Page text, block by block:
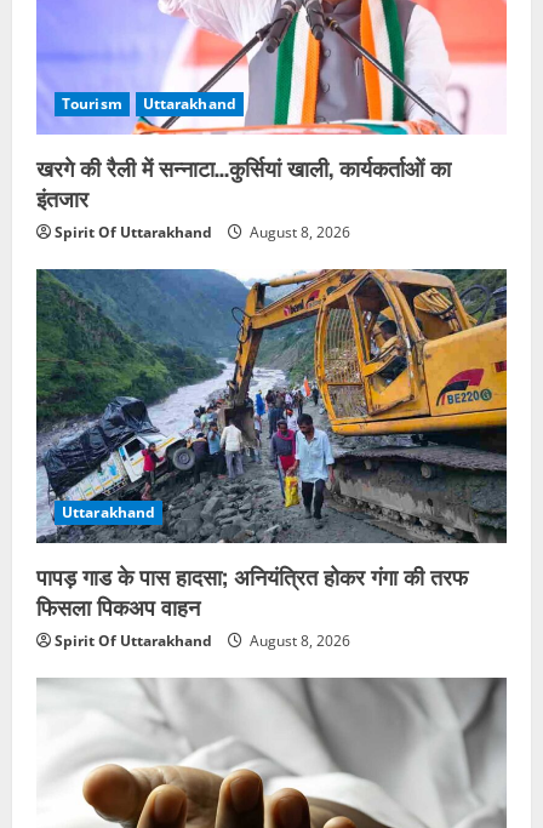
Tourism Uttarakhand
खरगे की रैली में सन्नाटा…कुर्सियां खाली, कार्यकर्ताओं का
इंतजार
Spirit Of Uttarakhand August 8, 2026
Uttarakhand
पापड़ गाड के पास हादसा; अनियंत्रित होकर गंगा की तरफ
फिसला पिकअप वाहन
Spirit Of Uttarakhand August 8, 2026